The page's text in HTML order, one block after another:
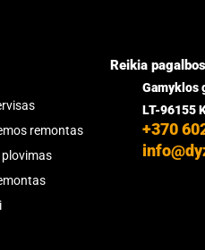
remontas
Reikia
Gamyklos
LT-96155
+370